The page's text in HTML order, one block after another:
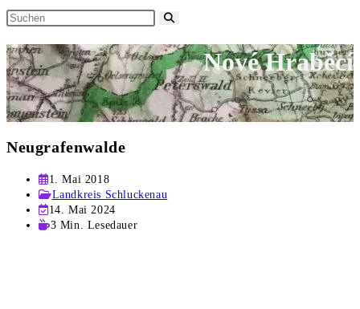
Diese
durchsuchen
Nové Hraběcí
Neugrafenwalde
Beitrag
veröffentlicht:
1. Mai 2018
Beitrags-
Kategorie:
Landkreis Schluckenau
Beitrag
zuletzt
14. Mai 2024
Lesedauer:
3 Min. Lesedauer